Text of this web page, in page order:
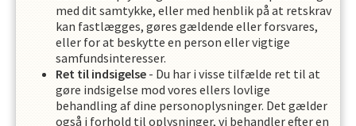
med dit samtykke, eller med henblik på at retskrav
kan fastlægges, gøres gældende eller forsvares,
eller for at beskytte en person eller vigtige
samfundsinteresser.
Ret til indsigelse- Du har i visse tilfælde ret til at
gøre indsigelse mod vores ellers lovlige
behandling af dine personoplysninger. Det gælder
også i forhold til oplysninger, vi behandler efter en